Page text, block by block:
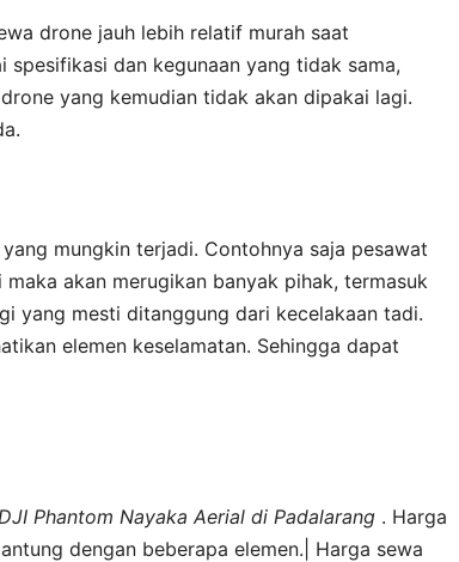
drone jauh lebih relatif murah saat
dan kegunaan yang tidak sama,
yang kemudian tidak akan dipakai lagi.
mungkin terjadi. Contohnya saja pesawat
akan merugikan banyak pihak, termasuk
yang mesti ditanggung dari kecelakaan tadi.
elemen keselamatan. Sehingga dapat
Phantom Nayaka Aerial di Padalarang . Harga
dengan beberapa elemen.| Harga sewa